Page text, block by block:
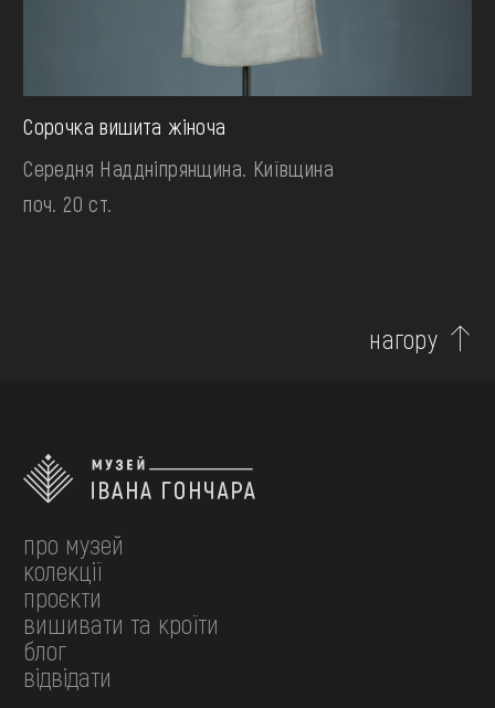
Сорочка вишита жіноча
Середня Наддніпрянщина. Київщина
поч. 20 ст.
нагору
про музей
колекції
проєкти
вишивати та кроїти
блог
відвідати